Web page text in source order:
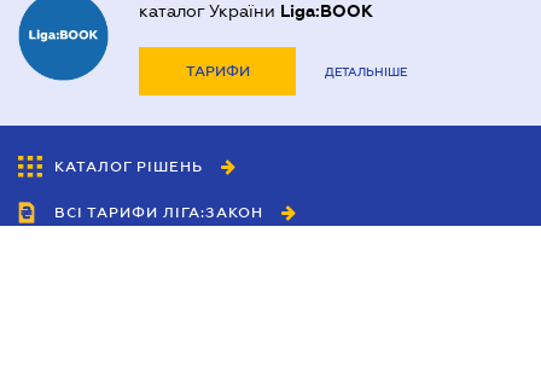
каталог України Liga:BOOK
ТАРИФИ ДЕТАЛЬНІШЕ
КАТАЛОГ РІШЕНЬ
ВСІ ТАРИФИ ЛІГА:ЗАКОН